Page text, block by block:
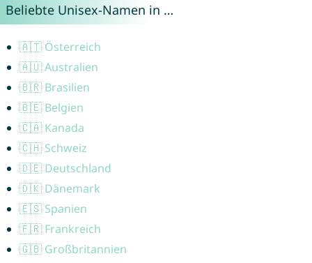
Beliebte Unisex-Namen in …
🇦🇹 Österreich
🇦🇺 Australien
🇧🇷 Brasilien
🇧🇪 Belgien
🇨🇦 Kanada
🇨🇭 Schweiz
🇩🇪 Deutschland
🇩🇰 Dänemark
🇪🇸 Spanien
🇫🇷 Frankreich
🇬🇧 Großbritannien